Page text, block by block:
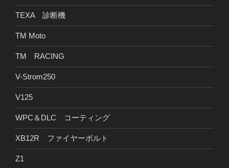
TEXA 診断機
TM Moto
TM RACING
V-Strom250
V125
WPC＆DLC コーティング
XB12R ファイヤーボルト
Z1